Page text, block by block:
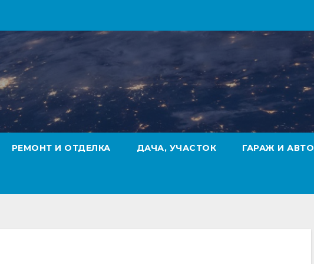
РЕМОНТ И ОТДЕЛКА ДАЧА, УЧАСТОК ГАРАЖ И АВТО